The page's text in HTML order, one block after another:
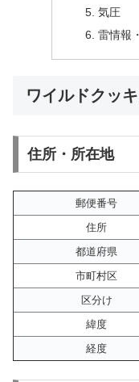
気圧
雷情報
ワイルドクッ
住所・所在地
郵便番号
住所
都道府県
市町村区
区分け
緯度
経度